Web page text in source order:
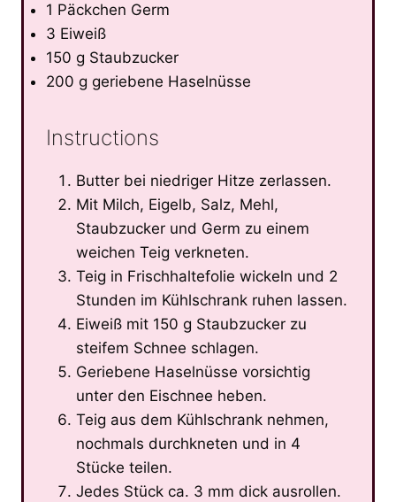
1 Päckchen Germ
3 Eiweiß
150 g Staubzucker
200 g geriebene Haselnüsse
Instructions
Butter bei niedriger Hitze zerlassen.
Mit Milch, Eigelb, Salz, Mehl,
Staubzucker und Germ zu einem
weichen Teig verkneten.
Teig in Frischhaltefolie wickeln und 2
Stunden im Kühlschrank ruhen lassen.
Eiweiß mit 150 g Staubzucker zu
steifem Schnee schlagen.
Geriebene Haselnüsse vorsichtig
unter den Eischnee heben.
Teig aus dem Kühlschrank nehmen,
nochmals durchkneten und in 4
Stücke teilen.
Jedes Stück ca. 3 mm dick ausrollen.